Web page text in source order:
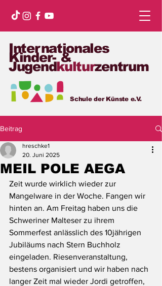
Internationales
Kinder- &
Jugendkulturzentrum
Schule der Künste e.V.
Beitrag
MEIL POLE AEGA
hreschke1
20. Juni 2025
Zeit wurde wirklich wieder zur
Mangelware in der Woche. Fangen wir
hinten an. Am Freitag haben uns die
Schweriner Malteser zu ihrem
Sommerfest anlässlich des 10jährigen
Jubiläums nach Stern Buchholz
eingeladen. Riesenveranstaltung,
bestens organisiert und wir haben nach
langer Zeit mal wieder Jordi getroffen,